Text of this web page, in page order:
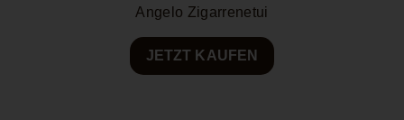
Angelo Zigarrenetui
JETZT KAUFEN